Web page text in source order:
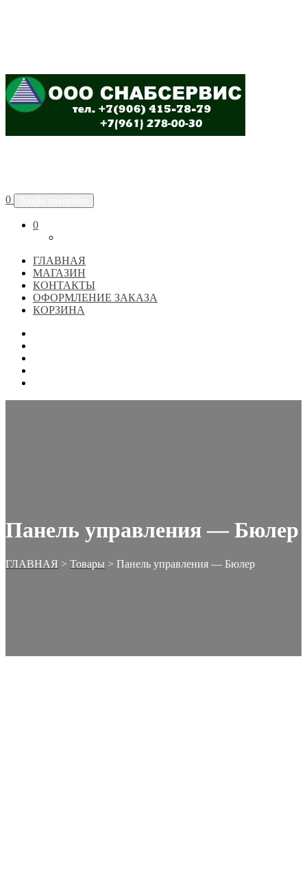
0
0
ГЛАВНАЯ
МАГАЗИН
КОНТАКТЫ
ОФОРМЛЕНИЕ ЗАКАЗА
КОРЗИНА
Панель управления — Бюлер
ГЛАВНАЯ > Товары > Панель управления — Бюлер